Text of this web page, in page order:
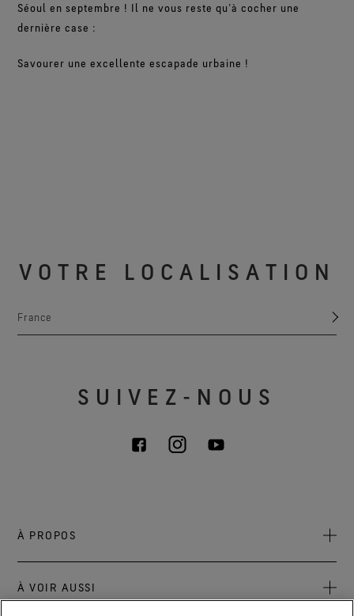
Séoul en septembre ! Il ne vous reste qu’à cocher une
dernière case :
Savourer une excellente escapade urbaine !
VOTRE LOCALISATION
France
À VOIR AUSSI
SUIVEZ-NOUS
À PROPOS
Responsabilité